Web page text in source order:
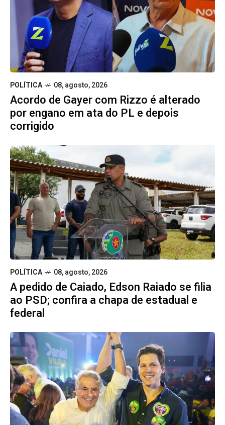
POLÍTICA 08, agosto, 2026
Acordo de Gayer com Rizzo é alterado
por engano em ata do PL e depois
corrigido
POLÍTICA 08, agosto, 2026
A pedido de Caiado, Edson Raiado se filia
ao PSD; confira a chapa de estadual e
federal